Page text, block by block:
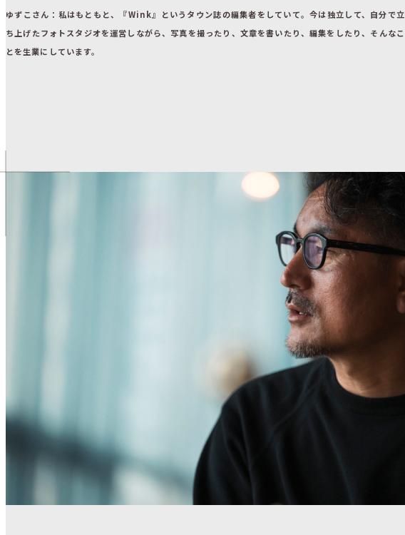
ゆずこさん ：私はもともと、『Wink』というタウン誌の編集者をしていて。今は独立して、自分で立
ち上げたフォトスタジオを運営しながら、写真を撮ったり、文章を書いたり、編集をしたり、そんなこ
とを生業にしています。